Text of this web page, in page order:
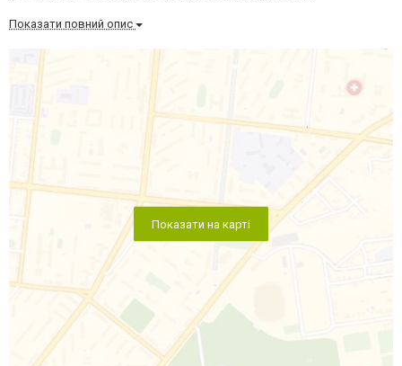
Показати повний опис
Показати на карті